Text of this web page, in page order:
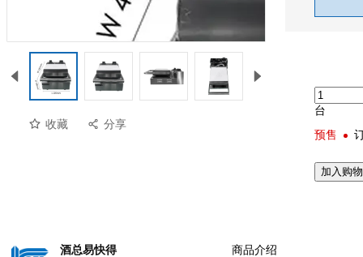
收藏 分享
台
预售
加入购
酒总易快得
商品介绍